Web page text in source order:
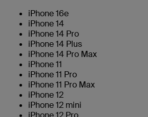
iPhone 16e
iPhone 14
iPhone 14 Pro
iPhone 14 Plus
iPhone 14 Pro Max
iPhone 11
iPhone 11 Pro
iPhone 11 Pro Max
iPhone 12
iPhone 12 mini